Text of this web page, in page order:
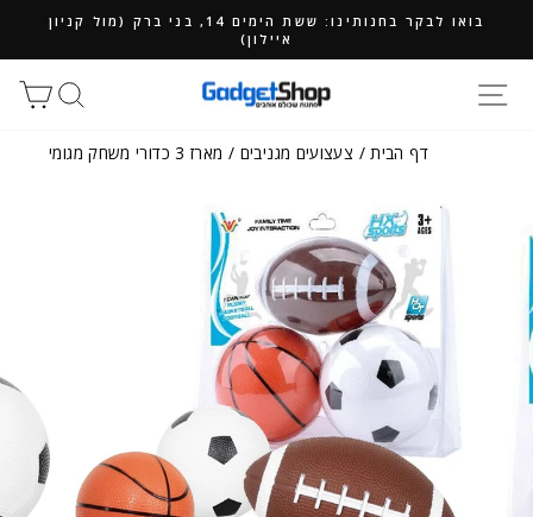
בואו לבקר בחנותינו: ששת הימים 14, בני ברק (מול קניון
איילון)
חיפוש
דף הבית/ צעצועים מגניבים / מארז 3 כדורי משחק מגומי